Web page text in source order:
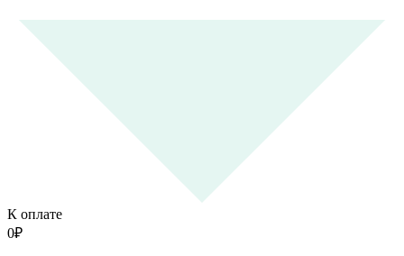
К оплате
0₽